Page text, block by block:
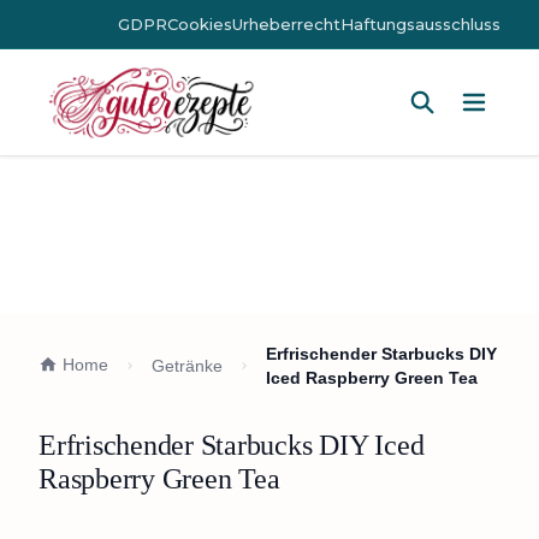
GDPRCookiesUrheberrechtHaftungsausschluss
Home Getränke
Erfrischender Starbucks DIY
Iced Raspberry Green Tea
Erfrischender Starbucks DIY Iced
Raspberry Green Tea